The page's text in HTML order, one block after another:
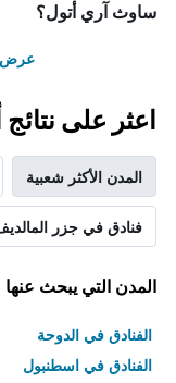
ساوث آري أتول؟
عرض
اعثر على
المدن الأكثر شعبية
فنادق في جزر
المدن التي يبحث
الفنادق في الدوحة
الفنادق في اسطنبول